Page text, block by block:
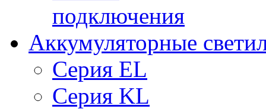
подключения
Аккумуляторные
Серия EL
Серия KL